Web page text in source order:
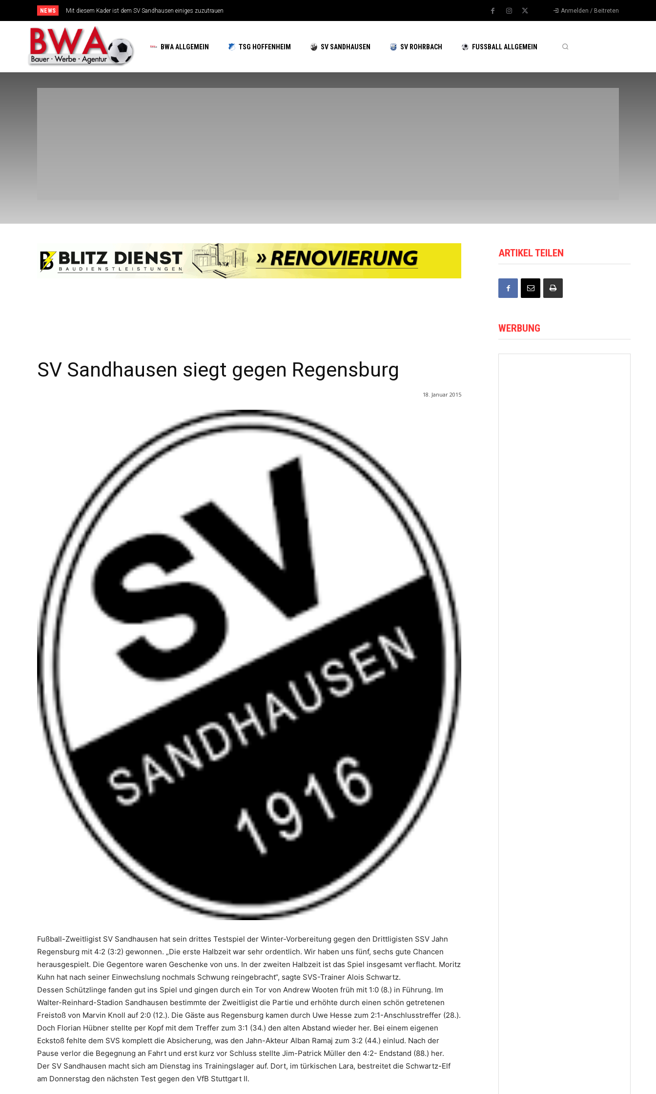
NEWS Mit diesem Kader ist dem SV Sandhausen einiges zuzutrauen
TSG-Erfolgsarchitekten sehen sich für den Tanz auf drei Hochzeiten gut aufgestellt Anmelden / Beitreten
BWA ALLGEMEIN TSG HOFFENHEIM SV SANDHAUSEN SV ROHRBACH FUSSBALL ALLGEMEIN
SV Sandhausen siegt gegen Regensburg
18. Januar 2015
Fußball-Zweitligist SV Sandhausen hat sein drittes Testspiel der Winter-Vorbereitung gegen den Drittligisten SSV Jahn
Regensburg mit 4:2 (3:2) gewonnen. „Die erste Halbzeit war sehr ordentlich. Wir haben uns fünf, sechs gute Chancen
herausgespielt. Die Gegentore waren Geschenke von uns. In der zweiten Halbzeit ist das Spiel insgesamt verflacht. Moritz
Kuhn hat nach seiner Einwechslung nochmals Schwung reingebracht“, sagte SVS-Trainer Alois Schwartz.
Dessen Schützlinge fanden gut ins Spiel und gingen durch ein Tor von Andrew Wooten früh mit 1:0 (8.) in Führung. Im
Walter-Reinhard-Stadion Sandhausen bestimmte der Zweitligist die Partie und erhöhte durch einen schön getretenen
Freistoß von Marvin Knoll auf 2:0 (12.). Die Gäste aus Regensburg kamen durch Uwe Hesse zum 2:1-Anschlusstreffer (28.).
Doch Florian Hübner stellte per Kopf mit dem Treffer zum 3:1 (34.) den alten Abstand wieder her. Bei einem eigenen
Eckstoß fehlte dem SVS komplett die Absicherung, was den Jahn-Akteur Alban Ramaj zum 3:2 (44.) einlud. Nach der
Pause verlor die Begegnung an Fahrt und erst kurz vor Schluss stellte Jim-Patrick Müller den 4:2- Endstand (88.) her.
Der SV Sandhausen macht sich am Dienstag ins Trainingslager auf. Dort, im türkischen Lara, bestreitet die Schwartz-Elf
am Donnerstag den nächsten Test gegen den VfB Stuttgart II.
ARTIKEL TEILEN
WERBUNG